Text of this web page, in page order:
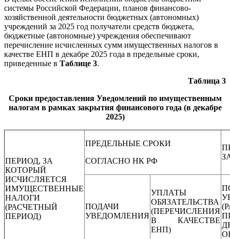
системы Российской Федерации, планов финансово-
хозяйственной деятельности бюджетных (автономных)
учреждений за 2025 год получатели средств бюджета,
бюджетные (автономные) учреждения обеспечивают
перечисление исчисленных сумм имущественных налогов в
качестве ЕНП в декабре 2025 года в предельные сроки,
приведенные в Таблице 3.
Таблица 3
Сроки предоставления Уведомлений по имущественным
налогам в рамках закрытия финансового года (в декабре
2025)
ПЕРИОД, ЗА
КОТОРЫЙ
ИСЧИСЛЯЕТСЯ
ИМУЩЕСТВЕННЫЕ
НАЛОГИ
(РАСЧЕТНЫЙ
ПЕРИОД)
ПРЕДЕЛЬНЫЕ СРОКИ
СОГЛАСНО НК РФ
ПОДАЧИ
УВЕДОМЛЕНИЯ
УПЛАТЫ
ОБЯЗАТЕЛЬСТВА
(ПЕРЕЧИСЛЕНИЯ
В КАЧЕСТВЕ
ЕНП)